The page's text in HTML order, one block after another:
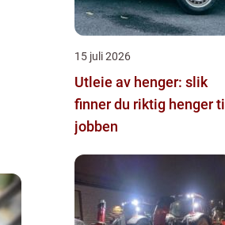
15 juli 2026
Utleie av henger: slik
finner du riktig henger til
jobben